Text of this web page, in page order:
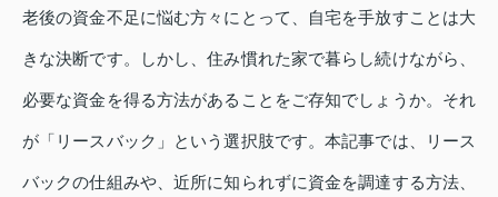
老後の資金不足に悩む方々にとって、自宅を手放すことは大
きな決断です。しかし、住み慣れた家で暮らし続けながら、
必要な資金を得る方法があることをご存知でしょうか。それ
が「リースバック」という選択肢です。本記事では、リース
バックの仕組みや、近所に知られずに資金を調達する方法、